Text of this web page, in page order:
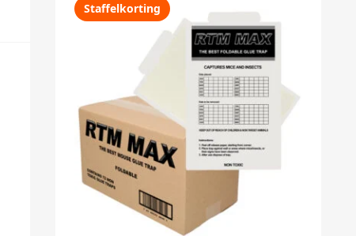
Staffelkorting